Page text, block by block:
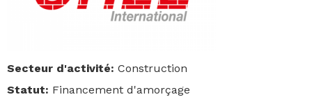
Secteur d'activité: Construction
Statut: Financement d'amorçage